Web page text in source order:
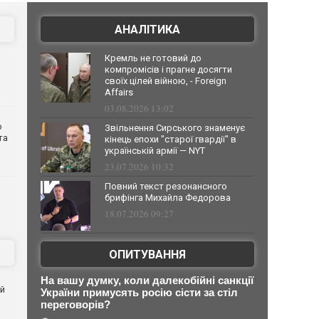
АНАЛІТИКА
Кремль не готовий до
компромісів і прагне досягти
своїх цілей війною, - Foreign
Affairs
03.08.2026 13:02
Звільнення Сирського знаменує
кінець епохи "старої гвардії" в
українській армії — NYT
23.07.2026 10:32
Повний текст резонансного
брифінга Михайла Федорова
18.07.2026 09:27
ОПИТУВАННЯ
На вашу думку, коли далекобійні санкції
України примусять росію сісти за стіл
переговорів?